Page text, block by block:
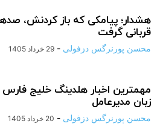
هشدار؛ پیامکی که باز کردنش، صدها
قربانی گرفت
محسن پورنرگس دزفولی - 29 خرداد 1405
مهمترین اخبار هلدینگ خلیج فارس از
زبان مدیرعامل
محسن پورنرگس دزفولی - 20 خرداد 1405